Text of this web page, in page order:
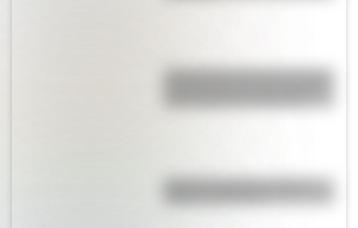
San Clemente del Tuyú: conocé
Bandera de Bolivia: historia,